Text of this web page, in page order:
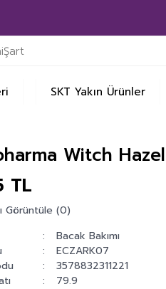
SKT Yakın Ürünler
Witch
TL
Görüntüle (0)
Bacak Bakımı
ECZARK07
3578832311221
79.9